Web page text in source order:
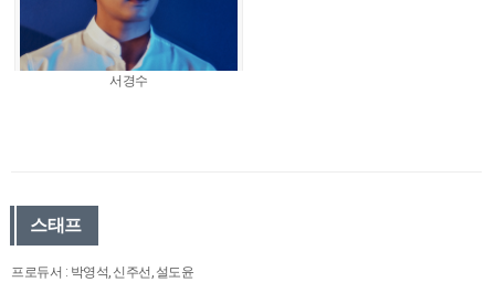
서경수
스태프
프로듀서 : 박영석, 신주선, 설도윤